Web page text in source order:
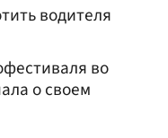
водителя
во
о своем